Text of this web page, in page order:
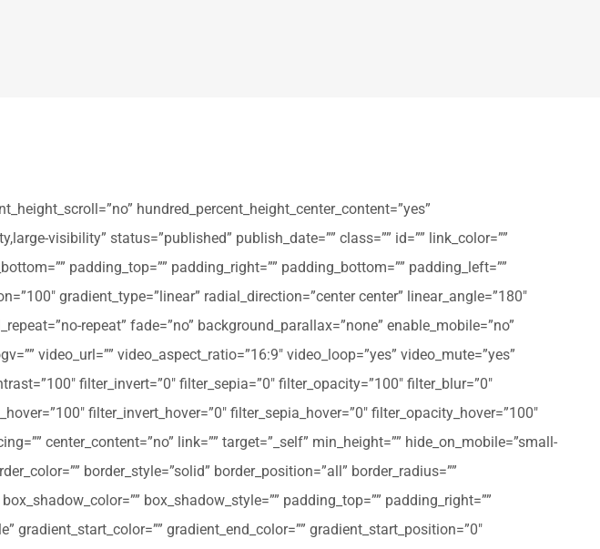
hundred_percent_height_center_content=”yes”
visibility” status=”published” publish_date=”” class=”” id=”” link_color=””
padding_top=”” padding_right=”” padding_bottom=”” padding_left=””
gradient_type=”linear” radial_direction=”center center” linear_angle=”180″
repeat” fade=”no” background_parallax=”none” enable_mobile=”no”
video_url=”” video_aspect_ratio=”16:9″ video_loop=”yes” video_mute=”yes”
filter_invert=”0″ filter_sepia=”0″ filter_opacity=”100″ filter_blur=”0″
filter_invert_hover=”0″ filter_sepia_hover=”0″ filter_opacity_hover=”100″
center_content=”no” link=”” target=”_self” min_height=”” hide_on_mobile=”small-
border_style=”solid” border_position=”all” border_radius=””
box_shadow_style=”” padding_top=”” padding_right=””
gradient_start_color=”” gradient_end_color=”” gradient_start_position=”0″